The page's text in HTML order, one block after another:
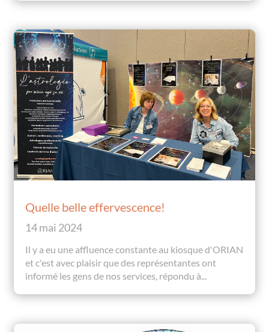
Quelle belle effervescence!
14 mai 2024
Il y a eu une affluence constante au kiosque d'ORIAN
et c'est avec plaisir que des représentantes ont
informé les gens de nos services, répondu à...